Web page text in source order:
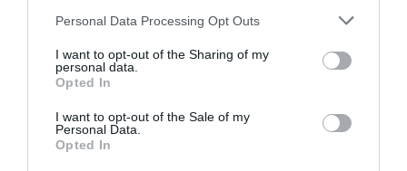
Personal Data Processing Opt Outs
I want to opt-out of the Sharing of my
personal data.
Opted In
I want to opt-out of the Sale of my
Personal Data.
Opted In
Medel: 5(3röster)
Uppskattat näringsvärde per portion:
Publicerat:2017-05-03,Uppdaterat: 2024-05-23